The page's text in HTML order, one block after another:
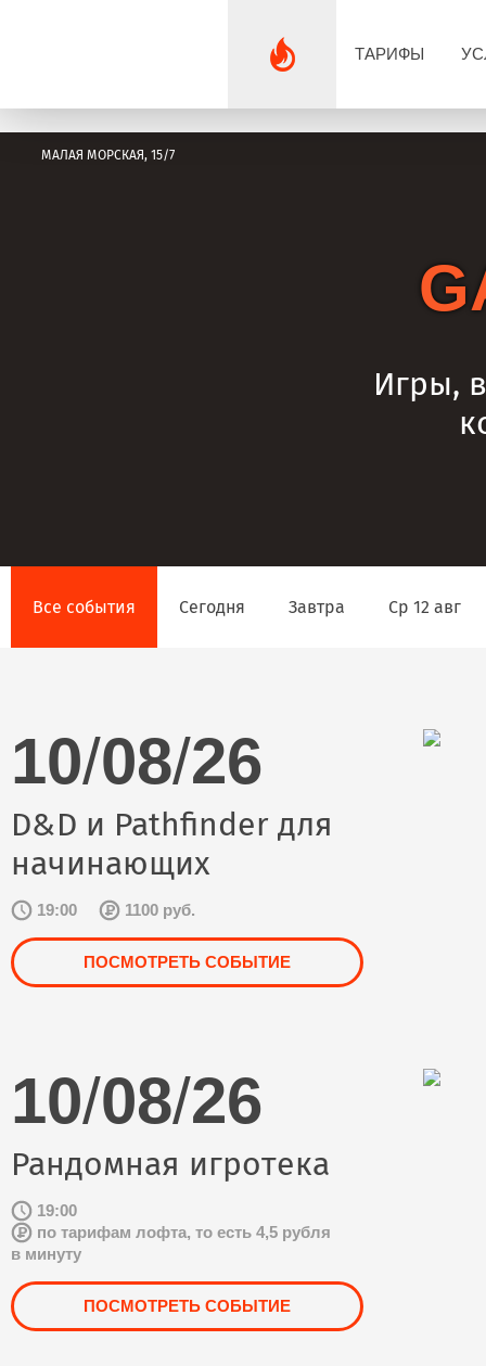
МАЛАЯ МОРСКАЯ, 15/7
ТАРИФЫ
Игры,
Все события Сегодня Завтра Ср 12 авг
10/08/26
D&D и Pathfinder для
начинающих
19:00 1100 руб.
ПОСМОТРЕТЬ СОБЫТИЕ
10/08/26
Рандомная игротека
19:00
по тарифам лофта, то есть 4,5 рубля
в минуту
ПОСМОТРЕТЬ СОБЫТИЕ